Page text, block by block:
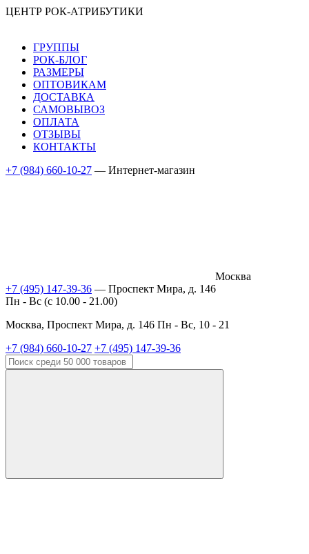
ЦЕНТР РОК-АТРИБУТИКИ
ГРУППЫ
РОК-БЛОГ
РАЗМЕРЫ
ОПТОВИКАМ
ДОСТАВКА
САМОВЫВОЗ
ОПЛАТА
ОТЗЫВЫ
КОНТАКТЫ
+7 (984) 660-10-27 — Интернет-магазин
Москва
+7 (495) 147-39-36 — Проспект Мира, д. 146
Пн - Вс (c 10.00 - 21.00)
Москва, Проспект Мира, д. 146 Пн - Вс, 10 - 21
+7 (984) 660-10-27 +7 (495) 147-39-36